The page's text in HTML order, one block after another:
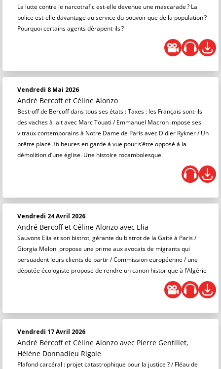
La lutte contre le narcotrafic est-elle devenue une mascarade ? La
police est-elle davantage au service du pouvoir que de la population ?
Pourquoi certains agents dérapent-ils ?
Vendredi 8 Mai 2026
André Bercoff et Céline Alonzo
Best-off de Bercoff dans tous ses états : Taxes : les Français sont-ils
des vaches à lait avec Marc Touati / Emmanuel Macron impose ses
vitraux contemporains à Notre Dame de Paris avec Didier Rykner / Un
prêtre placé 36 heures en garde à vue pour s’être opposé à la
démolition d’une église. Une histoire rocambolesque.
Vendredi 24 Avril 2026
André Bercoff et Céline Alonzo avec Elia
Sauvons Elia et son bistrot, gérante du bistrot de la Gaité à Paris /
Giorgia Meloni propose une prime aux avocats de migrants qui
persuadent leurs clients de partir / Commission européenne / une
députée écologiste propose de rendre un canon historique à l’Algérie
Vendredi 17 Avril 2026
André Bercoff et Céline Alonzo avec Pierre Gentillet,
Hélène Donnadieu Rigole
Plafond carcéral : projet catastrophique pour la justice ? / Fléau de